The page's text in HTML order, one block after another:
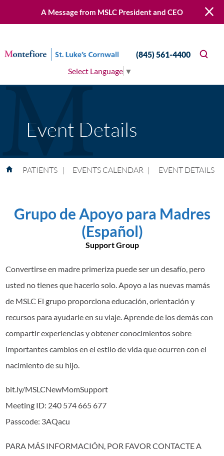
A Message from MSLC President and CEO
Select Language ▼
(845) 561-4400
Event Details
PATIENTS | EVENTS CALENDAR | EVENT DETAILS
Grupo de Apoyo para Madres
(Español)
Support Group
Convertirse en madre primeriza puede ser un desafío, pero
usted no tienes que hacerlo solo. Apoyo a las nuevas mamás
de MSLC El grupo proporciona educación, orientación y
recursos para ayudarle en su viaje. Aprende de los demás con
compartir experiencias y obtener conocimientos sobre
importantes cambios en el estilo de vida que ocurren con el
nacimiento de su hijo.
bit.ly/MSLCNewMomSupport
Meeting ID: 240 574 665 677
Passcode: 3AQacu
PARA MÁS INFORMACIÓN, POR FAVOR CONTACTE A